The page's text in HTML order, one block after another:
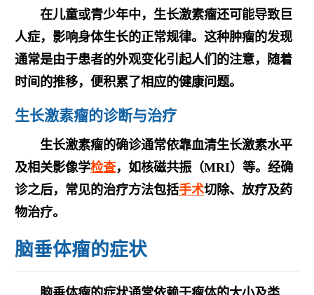
在儿童或青少年中，生长激素瘤还可能导致巨
人症，影响身体生长的正常规律。这种肿瘤的发现
通常是由于患者的外观变化引起人们的注意，随着
时间的推移，便积累了相应的健康问题。
生长激素瘤的诊断与治疗
生长激素瘤的确诊通常依靠血清生长激素水平
及相关影像学检查，如核磁共振（MRI）等。经确
诊之后，常见的治疗方法包括手术切除、放疗及药
物治疗。
脑垂体瘤的症状